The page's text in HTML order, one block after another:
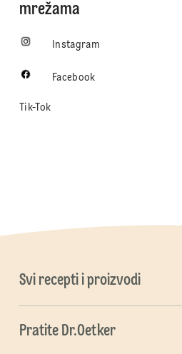
mrežama
Instagram
Facebook
Tik-Tok
Svi recepti i proizvodi
Pratite Dr.Oetker